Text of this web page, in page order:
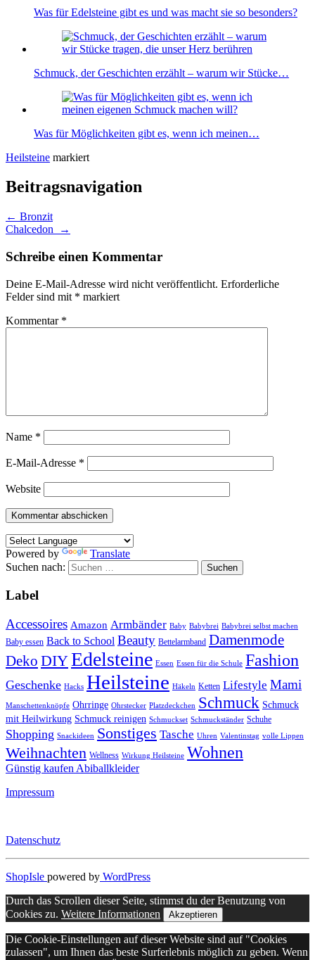
Was für Edelsteine gibt es und was macht sie so besonders?
Schmuck, der Geschichten erzählt – warum wir Stücke…
Was für Möglichkeiten gibt es, wenn ich meinen…
Heilsteine markiert
Beitragsnavigation
← Bronzit
Chalcedon
→
Schreibe einen Kommentar
Deine E-Mail-Adresse wird nicht veröffentlicht. Erforderliche
Felder sind mit * markiert
Kommentar *
Name *
E-Mail-Adresse *
Website
Powered by
Translate
Suchen nach:
Label
Accessoires Amazon Armbänder Baby Babybrei Babybrei selbst machen
Baby essen Back to School Beauty Bettelarmband Damenmode
Deko DIYEdelsteine Essen Essen für die Schule Fashion
Geschenke Hacks Heilsteine Häkeln Ketten Lifestyle Mami
Manschettenknöpfe Ohrringe Ohrstecker Platzdeckchen Schmuck Schmuck
mit Heilwirkung Schmuck reinigen Schmuckset Schmuckständer Schuhe
Shopping Snackideen Sonstiges Tasche Uhren Valentinstag volle Lippen
Weihnachten Wellness Wirkung Heilsteine Wohnen
Günstig kaufen Abiballkleider
Impressum
Datenschutz
ShopIsle powered by WordPress
Durch das Scrollen dieser Seite, stimmst du der Benutzung von
Cookies zu. Weitere Informationen Akzeptieren
Die Cookie-Einstellungen auf dieser Website sind auf "Cookies
zulassen", um Ihnen das beste Surferlebnis möglich zu geben. Wenn